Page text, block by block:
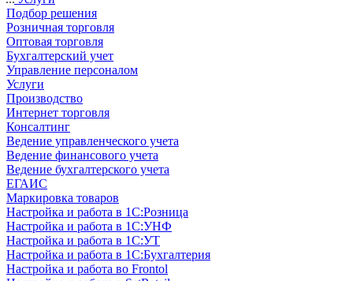
Подбор решения
Розничная торговля
Оптовая торговля
Бухгалтерский учет
Управление персоналом
Услуги
Производство
Интернет торговля
Консалтинг
Ведение управленческого учета
Ведение финансового учета
Ведение бухгалтерского учета
ЕГАИС
Маркировка товаров
Настройка и работа в 1С:Розница
Настройка и работа в 1С:УНФ
Настройка и работа в 1С:УТ
Настройка и работа в 1С:Бухгалтерия
Настройка и работа во Frontol